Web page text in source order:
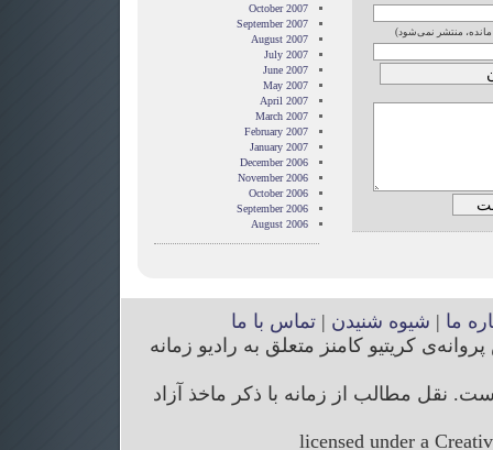
مانده، منتشر نمی‌شود)
October 2007
September 2007
August 2007
July 2007
June 2007
May 2007
April 2007
March 2007
February 2007
January 2007
December 2006
November 2006
October 2006
September 2006
August 2006
ما | شیوه شنیدن |تماس با ما
کریتیو کامنز متعلق به رادیو زمانه
نقل مطالب از زمانه با ذکر ماخذ آزاد
licensed under a